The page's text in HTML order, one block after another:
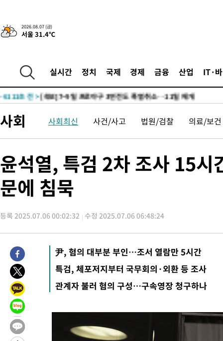
2026.08.07 (금)
서울 31.4℃
실시간 정치 국제 경제 금융 산업 IT·
-9172초 전 >[속보]합참 "北 발사체는 단거리탄도미사일…감시·경계태세
-8920초 전 >日방위성, 北이 동해로 쏜 발사체는 탄도미사일 가능성
-6756초 전 >
[속보]합참 "북, 동해상으로 미상 발사체 발사"
-6152초 전 >
-6111초 전 >[속보]7~9일 프로야구 3연전도 폭염 취소…11일 재개
-5600초 전 >
'월드컵 탈락 후폭풍' 축구협회…초유의 압수수색에 '충격·당
-5440초 전 >서울 낮 37.9도, 올여름 최고치 경신…영등포 순간 '40도'
-1097초 전 >[속보]코스닥, 800p 회복…0.26% 오른 801.67 마감
-1027초 전 >
[속보]코스피, 301.88포인트(4.58%) 내린 6296.38 마감
-892초 전 >
[속보]원·달러 환율, 0.7원 내린 1423.8원 마감
1시간 전 >손흥민, 5경기 연속골 실패…LAFC는 승부차기 끝 과달라하라 격파
3시간 전 >내일까지 39도 '펄펄'…기상청 "태풍 지나며 폭염 잠시 꺾인다"
-26682초 전 >
'월드컵 탈락 후폭풍' 축구협회…11시간 걸린 초유의 압수수
-26118초 전 >
[속보] 뉴욕증시, 혼조 출발…나스닥 0.3%↓, 다우 0.14%↑
-24911초 전 >
축구협회, 15년 전 심판 성 접대 파문에 "현재는 내부 지침 준
-23596초 전 >
경찰, '홍명보는 2순위' 결론냈던 스포츠윤리센터도 압수수색
-9192초 전 >
-8940초 전 >
日방위성, 北이 동해로 쏜 발사체는 탄도미사일 가능성
-7370초 전 >
[속보] SKT, 에이닷 서비스 장애 발생…"원인 파악 중"
사회 사회최신 사건/사고 법원/검찰 의료/보건
윤석열, 특검 2차 조사 15
문에 침묵
등록 2025.07.06 00:02:32 수정 2025.07.06 06:48:24
尹, 혐의 대부분 부인…조서 열람만 5시간
특검, 체포저지부터 국무회의·외환 등 조사
관계자 불러 혐의 구성…구속영장 청구하나